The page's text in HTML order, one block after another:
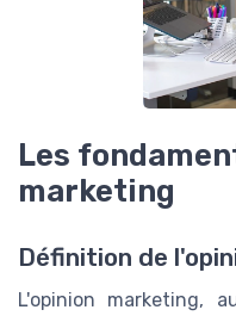
Les
marketing
Définition de
L'opinion marketing,